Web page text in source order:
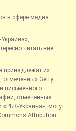
в сфере медиа —
читать вне
принадлежат их
отмеченных Getty
письменного
отмеченные
«РБК-Украина», могут
Attribution